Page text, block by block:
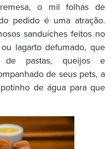
o mil folhas de
pedido é uma atração.
sanduíches feitos no
lagarto defumado, que
de pastas, queijos e
de seus pets, a
de água para que